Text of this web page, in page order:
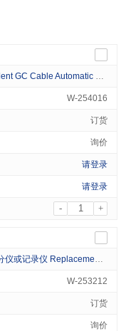
Stop/Start Cable for Agilent GCs 1/pk
W-254016
订货
询价
请登录
请登录
- +
Cable HP5890GC to Strip Chart/Intg 1/pk
W-253212
订货
询价